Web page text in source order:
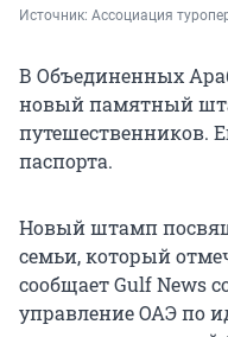
Источник: Ассоциация
В Объединенных
новый памятный
путешественников.
паспорта.
Новый штамп
семьи, который
сообщает Gulf News
управление ОАЭ по